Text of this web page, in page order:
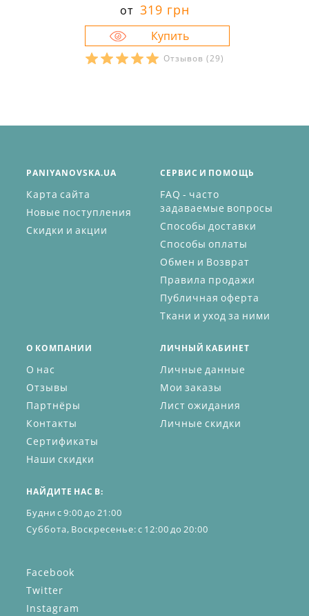
от 319 грн
Отзывов (29)
PANIYANOVSKA.UA
Карта сайта
Новые поступления
Скидки и акции
СЕРВИС И ПОМОЩЬ
FAQ - часто
задаваемые вопросы
Способы доставки
Способы оплаты
Обмен и Возврат
Правила продажи
Публичная оферта
Ткани и уход за ними
О КОМПАНИИ
О нас
Отзывы
Партнёры
Контакты
Сертификаты
Наши скидки
ЛИЧНЫЙ КАБИНЕТ
Личные данные
Мои заказы
Лист ожидания
Личные скидки
НАЙДИТЕ НАС В:
Будни с 9:00 до 21:00
Суббота, Воскресенье: с 12:00 до 20:00
Facebook
Twitter
Instagram